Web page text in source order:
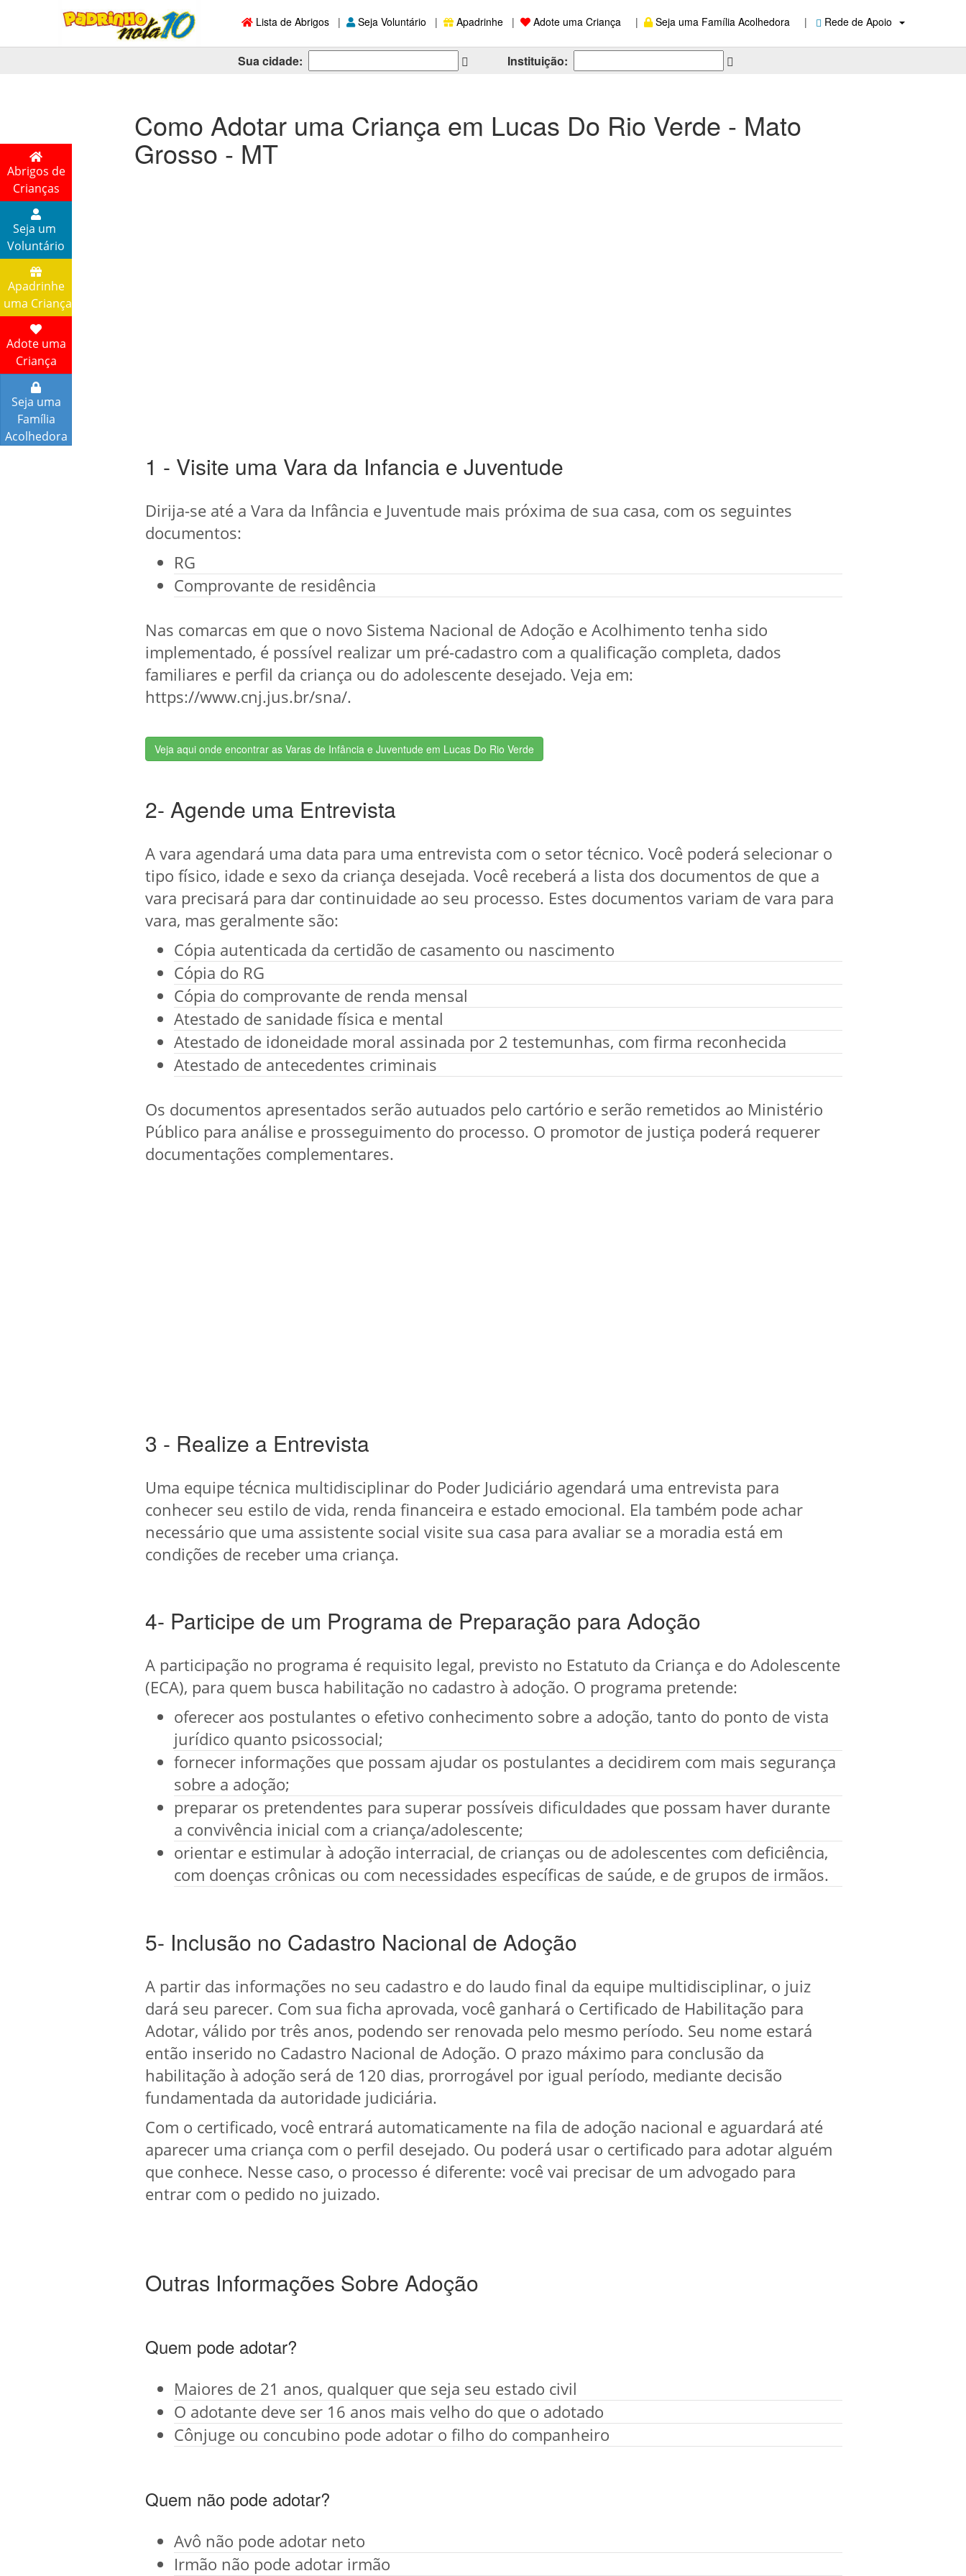
Lista de Abrigos | Seja Voluntário | Apadrinhe | Adote uma Criança | Seja uma Família Acolhedora | Rede de Apoio
Sua cidade: Instituição:
Abrigos de
Crianças
Seja um
Voluntário
Apadrinhe
uma Criança
Adote uma
Criança
Seja uma
Família
Acolhedora
Como Adotar uma Criança em Lucas Do Rio Verde - Mato
Grosso - MT
1 - Visite uma Vara da Infancia e Juventude
Dirija-se até a Vara da Infância e Juventude mais próxima de sua casa, com os seguintes
documentos:
RG
Comprovante de residência
Nas comarcas em que o novo Sistema Nacional de Adoção e Acolhimento tenha sido
implementado, é possível realizar um pré-cadastro com a qualificação completa, dados
familiares e perfil da criança ou do adolescente desejado. Veja em:
https://www.cnj.jus.br/sna/.
Veja aqui onde encontrar as Varas de Infância e Juventude em Lucas Do Rio Verde
2- Agende uma Entrevista
A vara agendará uma data para uma entrevista com o setor técnico. Você poderá selecionar o
tipo físico, idade e sexo da criança desejada. Você receberá a lista dos documentos de que a
vara precisará para dar continuidade ao seu processo. Estes documentos variam de vara para
vara, mas geralmente são:
Cópia autenticada da certidão de casamento ou nascimento
Cópia do RG
Cópia do comprovante de renda mensal
Atestado de sanidade física e mental
Atestado de idoneidade moral assinada por 2 testemunhas, com firma reconhecida
Atestado de antecedentes criminais
Os documentos apresentados serão autuados pelo cartório e serão remetidos ao Ministério
Público para análise e prosseguimento do processo. O promotor de justiça poderá requerer
documentações complementares.
3 - Realize a Entrevista
Uma equipe técnica multidisciplinar do Poder Judiciário agendará uma entrevista para
conhecer seu estilo de vida, renda financeira e estado emocional. Ela também pode achar
necessário que uma assistente social visite sua casa para avaliar se a moradia está em
condições de receber uma criança.
4- Participe de um Programa de Preparação para Adoção
A participação no programa é requisito legal, previsto no Estatuto da Criança e do Adolescente
(ECA), para quem busca habilitação no cadastro à adoção. O programa pretende:
oferecer aos postulantes o efetivo conhecimento sobre a adoção, tanto do ponto de vista
jurídico quanto psicossocial;
fornecer informações que possam ajudar os postulantes a decidirem com mais segurança
sobre a adoção;
preparar os pretendentes para superar possíveis dificuldades que possam haver durante
a convivência inicial com a criança/adolescente;
orientar e estimular à adoção interracial, de crianças ou de adolescentes com deficiência,
com doenças crônicas ou com necessidades específicas de saúde, e de grupos de irmãos.
5- Inclusão no Cadastro Nacional de Adoção
A partir das informações no seu cadastro e do laudo final da equipe multidisciplinar, o juiz
dará seu parecer. Com sua ficha aprovada, você ganhará o Certificado de Habilitação para
Adotar, válido por três anos, podendo ser renovada pelo mesmo período. Seu nome estará
então inserido no Cadastro Nacional de Adoção. O prazo máximo para conclusão da
habilitação à adoção será de 120 dias, prorrogável por igual período, mediante decisão
fundamentada da autoridade judiciária.
Com o certificado, você entrará automaticamente na fila de adoção nacional e aguardará até
aparecer uma criança com o perfil desejado. Ou poderá usar o certificado para adotar alguém
que conhece. Nesse caso, o processo é diferente: você vai precisar de um advogado para
entrar com o pedido no juizado.
Outras Informações Sobre Adoção
Quem pode adotar?
Maiores de 21 anos, qualquer que seja seu estado civil
O adotante deve ser 16 anos mais velho do que o adotado
Cônjuge ou concubino pode adotar o filho do companheiro
Quem não pode adotar?
Avô não pode adotar neto
Irmão não pode adotar irmão